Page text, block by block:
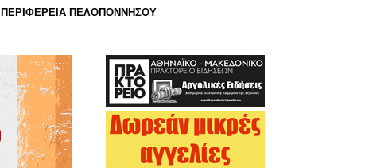
ΠΕΡΙΦΕΡΕΙΑ ΠΕΛΟΠΟΝΝΗΣΟΥ